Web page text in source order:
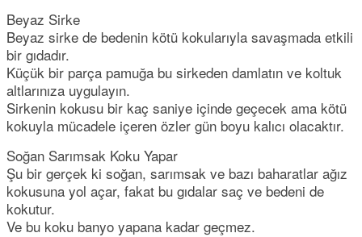
Beyaz Sirke
Beyaz sirke de bedenin kötü kokularıyla savaşmada etkili
bir gıdadır.
Küçük bir parça pamuğa bu sirkeden damlatın ve koltuk
altlarınıza uygulayın.
Sirkenin kokusu bir kaç saniye içinde geçecek ama kötü
kokuyla mücadele içeren özler gün boyu kalıcı olacaktır.
Soğan Sarımsak Koku Yapar
Şu bir gerçek ki soğan, sarımsak ve bazı baharatlar ağız
kokusuna yol açar, fakat bu gıdalar saç ve bedeni de
kokutur.
Ve bu koku banyo yapana kadar geçmez.